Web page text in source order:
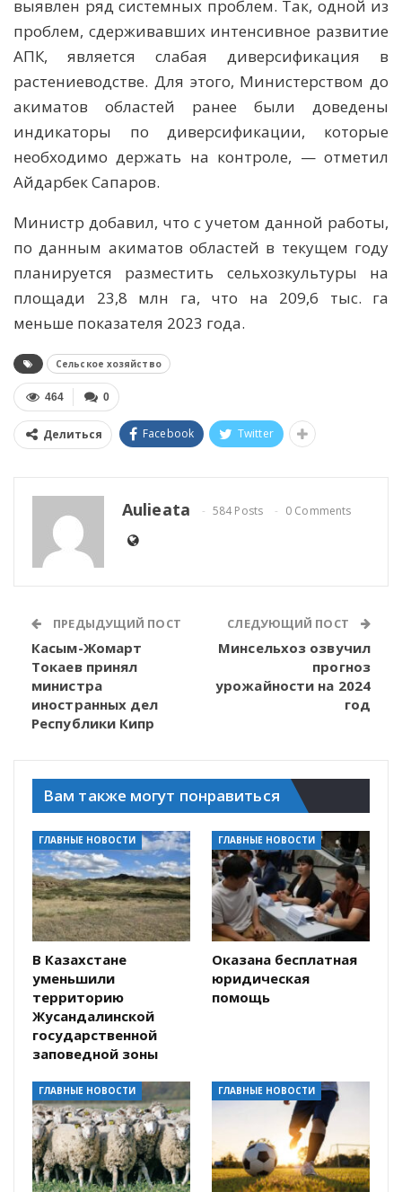
выявлен ряд системных проблем. Так, одной из
проблем, сдерживавших интенсивное развитие
АПК, является слабая диверсификация в
растениеводстве. Для этого, Министерством до
акиматов областей ранее были доведены
индикаторы по диверсификации, которые
необходимо держать на контроле, — отметил
Айдарбек Сапаров.
Министр добавил, что с учетом данной работы,
по данным акиматов областей в текущем году
планируется разместить сельхозкультуры на
площади 23,8 млн га, что на 209,6 тыс. га
меньше показателя 2023 года.
Сельское хозяйство
0
464
Делиться Facebook Twitter
Aulieata 584 Posts 0 Comments
ПРЕДЫДУЩИЙ ПОСТ
Касым-Жомарт
Токаев принял
министра
иностранных дел
Республики Кипр
СЛЕДУЮЩИЙ ПОСТ
Минсельхоз озвучил
прогноз
урожайности на 2024
год
Вам также могут понравиться
ГЛАВНЫЕ НОВОСТИ
В Казахстане
уменьшили
территорию
Жусандалинской
государственной
заповедной зоны
ГЛАВНЫЕ НОВОСТИ
Оказана бесплатная
юридическая
помощь
ГЛАВНЫЕ НОВОСТИ ГЛАВНЫЕ НОВОСТИ